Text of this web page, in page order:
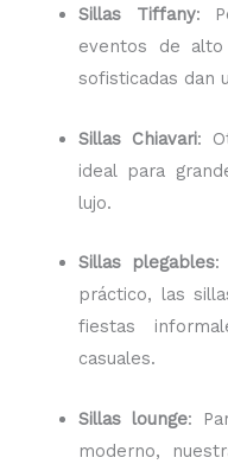
Sillas Tiffany:
eventos de
sofisticadas dan
Sillas Chiavari:
ideal para
lujo.
Sillas plegables:
práctico, las
fiestas
casuales.
Sillas lounge:
moderno,